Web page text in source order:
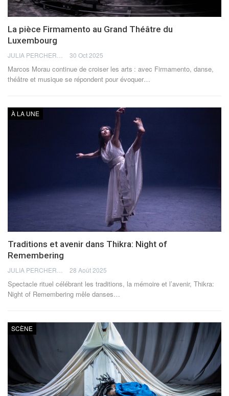
La pièce Firmamento au Grand Théâtre du
Luxembourg
30 Oct 2025
Marcos Morau continue de croiser les arts : avec Firmamento, danse,
théâtre et musique se répondent pour évoquer…
À LA UNE
Traditions et avenir dans Thikra: Night of
Remembering
28 Août 2025
Spectacle rituel célébrant les traditions, la mémoire et l’avenir, Thikra:
Night of Remembering mêle danses…
SCÈNE